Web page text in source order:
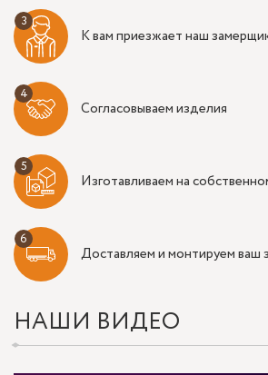
К вам приезжает наш
Согласовываем изделия
Изготавливаем на
Доставляем и монтируем ваш
НАШИ ВИДЕО